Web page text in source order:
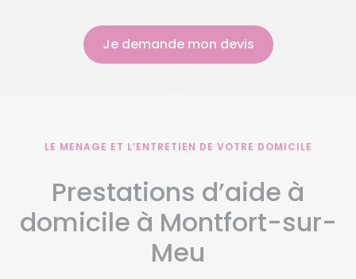
Je demande mon devis
LE MENAGE ET L’ENTRETIEN DE VOTRE DOMICILE
Prestations d’aide à
domicile à Montfort-sur-
Meu